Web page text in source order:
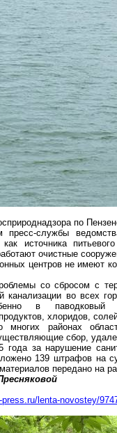
по
службы
источника
очистные
центров не имеют
со сбросом с
канализации во всех
в паводковый
хлоридов,
многих районах
сбор,
года за нарушение
139 штрафов на
передано на
press.ru/lenta-novostey/